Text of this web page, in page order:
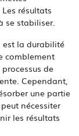
résultats
se stabiliser.
est la durabilité
comblement
de
Cependant,
une partie
nécessiter
les résultats